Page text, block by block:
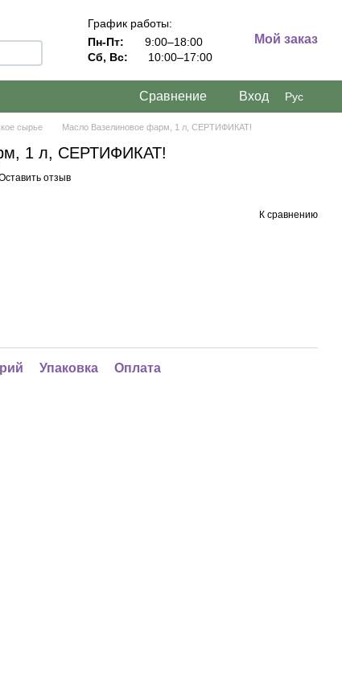
График работы:
Пн-Пт:
9:00–18:00
Сб, Вс:
10:00–17:00
Мой заказ
Сравнение Вход Рус
сырье Масло Вазелиновое фарм, 1 л, СЕРТИФИКАТ!
1 л, СЕРТИФИКАТ!
отзыв
К сравнению
Упаковка Оплата